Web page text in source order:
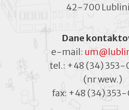
42-700
Dane
e-mail:
tel.: +48 (34)
(nr wew.)
fax: +48 (34)